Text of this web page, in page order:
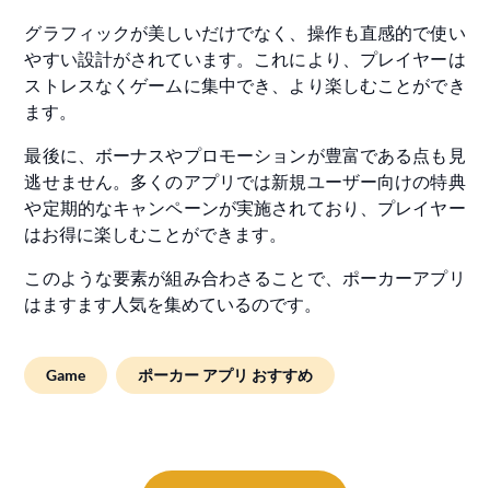
グラフィックが美しいだけでなく、操作も直感的で使い
やすい設計がされています。これにより、プレイヤーは
ストレスなくゲームに集中でき、より楽しむことができ
ます。
最後に、ボーナスやプロモーションが豊富である点も見
逃せません。多くのアプリでは新規ユーザー向けの特典
や定期的なキャンペーンが実施されており、プレイヤー
はお得に楽しむことができます。
このような要素が組み合わさることで、ポーカーアプリ
はますます人気を集めているのです。
Game ポーカー アプリ おすすめ